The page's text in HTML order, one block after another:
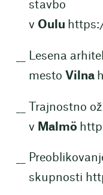
stavbo
v Oulu
Lesena
mesto Vilna
Trajnostno
v Malmö
skupnosti